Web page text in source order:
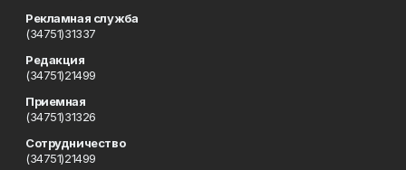
Рекламная служба
(34751)31337
Редакция
(34751)21499
Приемная
(34751)31326
Сотрудничество
(34751)21499